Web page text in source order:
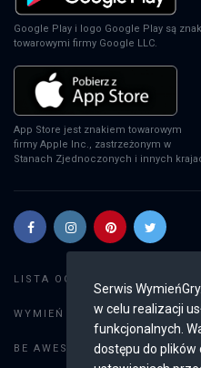
Serwis
w celu realizacji
funkcjonalnych.
dostępu do plików
EA Sports FC
XSX
EA Sports FC
PS5
EA Sports FC
Google Play i logo Google Play są
towarowymi firmy Google LLC.
App Store jest znakiem towarowym
firmy Apple Inc., zastrzeżonym w
Stanach Zjednoczonych i innych
LISTA OGŁOSZEŃ:
WYMIEŃ GRY: Dodaj
BE AWESOME: Weryfikacja